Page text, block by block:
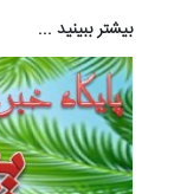
بیشتر ببینید ...